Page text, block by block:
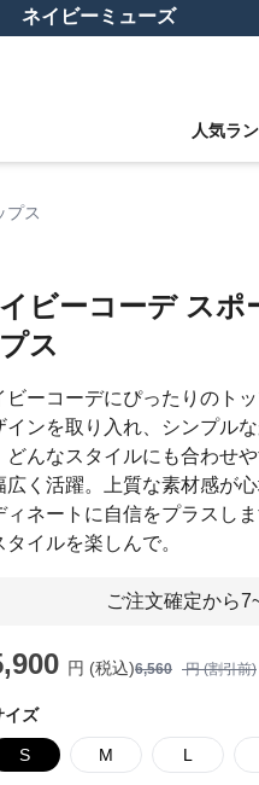
ネイビーミューズ
人気ラ
プス
ビーコーデ スポ
ス
ビーコーデにぴったりのト
インを取り入れ、シンプル
どんなスタイルにも合わせ
広く活躍。上質な素材感が
ィネートに自信をプラスし
タイルを楽しんで。
ご注文確定から
円 (税込)6,560 円 (割引前)
イズ
S M L